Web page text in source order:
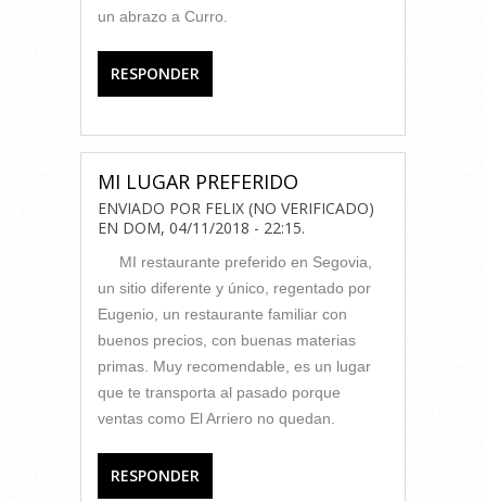
un abrazo a Curro.
RESPONDER
MI LUGAR PREFERIDO
ENVIADO POR FELIX (NO VERIFICADO)
EN DOM, 04/11/2018 - 22:15.
MI restaurante preferido en Segovia,
un sitio diferente y único, regentado por
Eugenio, un restaurante familiar con
buenos precios, con buenas materias
primas. Muy recomendable, es un lugar
que te transporta al pasado porque
ventas como El Arriero no quedan.
RESPONDER